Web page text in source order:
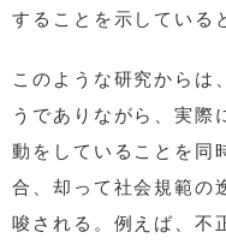
することを示している
このような研究からは
うでありながら、実際
動をしていることを同
合、却って社会規範の
唆される。例えば、不